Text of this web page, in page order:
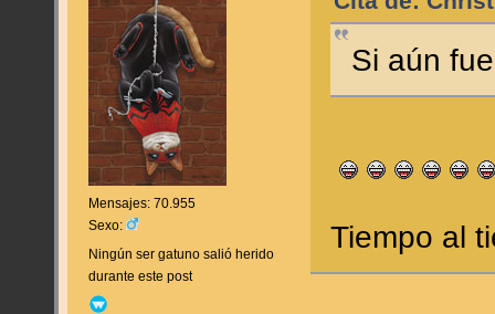
Mensajes: 70.955
Sexo:
Ningún ser gatuno salió herido
durante este post
Si aún
Tiempo al